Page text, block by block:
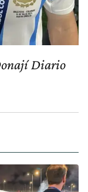
Diario